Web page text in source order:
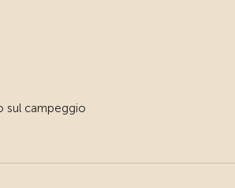
sul campeggio